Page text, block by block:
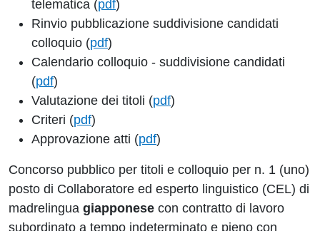
telematica (pdf)
Rinvio pubblicazione suddivisione candidati
colloquio (pdf)
Calendario colloquio - suddivisione candidati
(pdf)
Valutazione dei titoli (pdf)
Criteri (pdf)
Approvazione atti (pdf)
Concorso pubblico per titoli e colloquio per n. 1 (uno)
posto di Collaboratore ed esperto linguistico (CEL) di
madrelingua giapponese con contratto di lavoro
subordinato a tempo indeterminato e pieno con